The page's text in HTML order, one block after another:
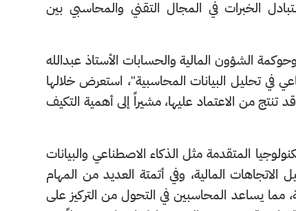
الخبرات في المجال التقني والمحاسبي بين
الشؤون المالية والحسابات الأستاذ عبدالله
في تحليل البيانات المحاسبية"، استعرض خلالها
تنتج من الاعتماد عليها، مشيراً إلى أهمية التكيف
المتقدمة مثل الذكاء الاصطناعي والبيانات
المالية، وفي أتمتة العديد من المهام
مما يساعد المحاسبين في التحول من التركيز على